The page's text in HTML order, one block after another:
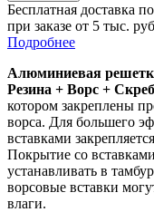
Бесплатная доставка
при заказе от 5 тыс.
Подробнее
Алюминиевая
Резина + Ворс +
котором закреплены
ворса. Для большего
вставками
Покрытие со
устанавливать в
ворсовые вставки
влаги.